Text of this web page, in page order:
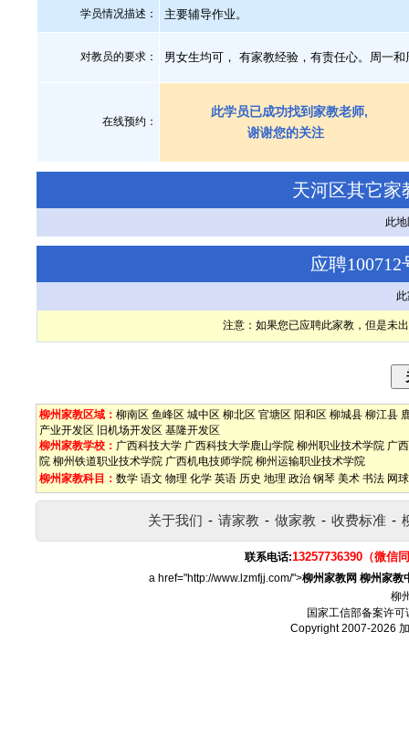
学员情况描述： 主要辅导作业。
对教员的要求： 男女生均可， 有家教经验，有责任心。周一
在线预约：
此学员已成功找到家教老师,
谢谢您的关注
天河区其它家
此
应聘
注意：如果您已应聘此家教，但是未
柳州家教区域： 柳南区 鱼峰区 城中区 柳北区 官塘区 阳和区 柳城县 柳江县
产业开发区
旧机场开发区 基隆开发区
柳州家教学校： 广西科技大学 广西科技大学鹿山学院 柳州职业技术学院 广
院 柳州铁道职业技术学院 广西机电技师学院 柳州运输职业技术学院
柳州家教科目： 数学 语文 物理 化学 英语 历史 地理 政治 钢琴 美术 书法 网球
关于我们 - 请家教 - 做家教 - 收费标准 -
联系电话:13257736390（微信
a href="http://www.lzmfjj.com/">柳州家教网 柳州家教
柳
国家工信部备案许可
Copyright 2007-2026